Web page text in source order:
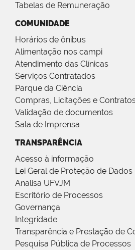
Tabelas de Remuneração
COMUNIDADE
Horários de ônibus
Alimentação nos campi
Atendimento das Clínicas
Serviços Contratados
Parque da Ciência
Compras, Licitações e
Validação de documentos
Sala de Imprensa
TRANSPARÊNCIA
Acesso à informação
Lei Geral de Proteção de Dados
Analisa UFVJM
Escritório de Processos
Governança
Integridade
Transparência e Prestação de
Pesquisa Pública de Processos